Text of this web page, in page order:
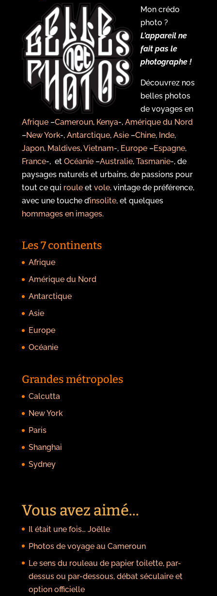
Mon crédo
photo ?
L’appareil ne
fait pas le
photographe !
Découvrez nos
belles photos
de voyages en
Afrique–Cameroun, Kenya-, Amérique du Nord
–New York-, Antarctique, Asie–Chine, Inde,
Japon, Maldives,Vietnam-, Europe–Espagne,
France-, et Océanie–Australie, Tasmanie-, de
paysages naturels et urbains, de passions pour
tout ce qui rouleet vole, vintage de préférence,
avec une touche d’insolite, et quelques
hommages en images.
Les 7 continents
Afrique
Amérique du Nord
Antarctique
Asie
Europe
Océanie
Grandes métropoles
Calcutta
New York
Paris
Shanghai
Sydney
Vous avez aimé...
Il était une fois… Joëlle
Photos de voyage au Cameroun
Le sens du rouleau de papier toilette, par-
dessus ou par-dessous, débat séculaire et
option officielle